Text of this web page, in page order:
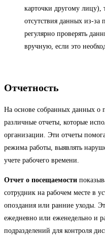
карточки другому лицу),
отсутствия данных из-
регулярно проверять
вручную, если это
Отчетность
На основе собранных данных о
различные отчеты, которые
организации. Эти отчеты
режима работы, выявлять
учете рабочего времени.
Отчет о посещаемости
сотрудник на рабочем месте в
опоздания или ранние уходы.
ежедневно или еженедельно и
подразделений для контроля